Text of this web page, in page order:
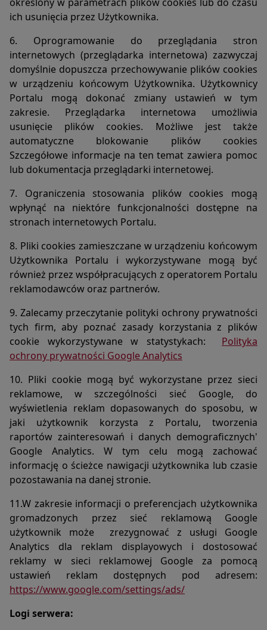
ich usunięcia przez Użytkownika.
6. Oprogramowanie do przeglądania stron
internetowych (przeglądarka internetowa) zazwyczaj
domyślnie dopuszcza przechowywanie plików cookies
w urządzeniu końcowym Użytkownika. Użytkownicy
Portalu mogą dokonać zmiany ustawień w tym
zakresie. Przeglądarka internetowa umożliwia
usunięcie plików cookies. Możliwe jest także
automatyczne blokowanie plików cookies
Szczegółowe informacje na ten temat zawiera pomoc
lub dokumentacja przeglądarki internetowej.
7. Ograniczenia stosowania plików cookies mogą
wpłynąć na niektóre funkcjonalności dostępne na
stronach internetowych Portalu.
8. Pliki cookies zamieszczane w urządzeniu końcowym
Użytkownika Portalu i wykorzystywane mogą być
również przez współpracujących z operatorem Portalu
reklamodawców oraz partnerów.
9. Zalecamy przeczytanie polityki ochrony prywatności
tych firm, aby poznać zasady korzystania z plików
cookie wykorzystywane w statystykach:
Polityka
ochrony prywatności Google Analytics
10. Pliki cookie mogą być wykorzystane przez sieci
reklamowe, w szczególności sieć Google, do
wyświetlenia reklam dopasowanych do sposobu, w
jaki użytkownik korzysta z Portalu, tworzenia
raportów zainteresowań i danych demograficznych'
Google Analytics. W tym celu mogą zachować
informację o ścieżce nawigacji użytkownika lub czasie
pozostawania na danej stronie.
11.W zakresie informacji o preferencjach użytkownika
gromadzonych przez sieć reklamową Google
użytkownik może
zrezygnować z usługi Google
Analytics dla reklam displayowych i dostosować
reklamy w sieci reklamowej Google za pomocą
ustawień reklam dostępnych pod adresem:
https://www.google.com/settings/ads/
Logi serwera: